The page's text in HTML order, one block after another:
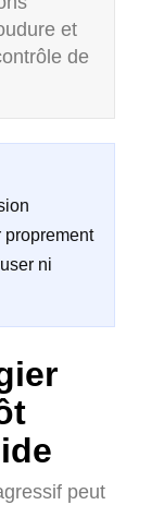
et
de
proprement
ni
peut